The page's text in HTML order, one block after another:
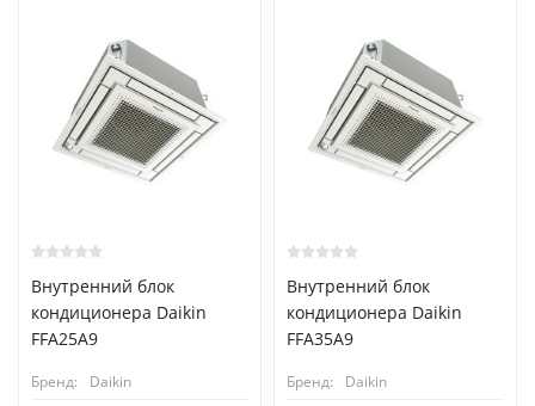
Внутренний блок
кондиционера Daikin
FFA25A9
Бренд: Daikin
Внутренний блок
кондиционера Daikin
FFA35A9
Бренд: Daikin